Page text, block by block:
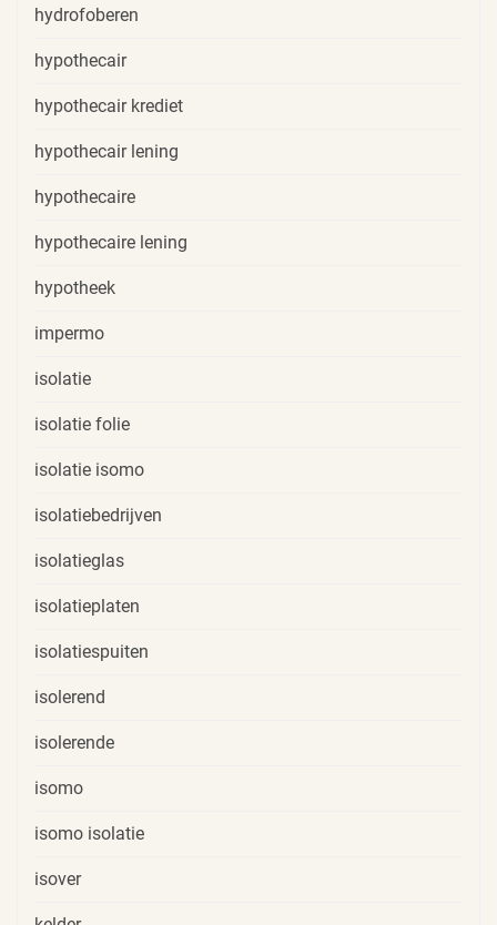
hydrofoberen
hypothecair
hypothecair krediet
hypothecair lening
hypothecaire
hypothecaire lening
hypotheek
impermo
isolatie
isolatie folie
isolatie isomo
isolatiebedrijven
isolatieglas
isolatieplaten
isolatiespuiten
isolerend
isolerende
isomo
isomo isolatie
isover